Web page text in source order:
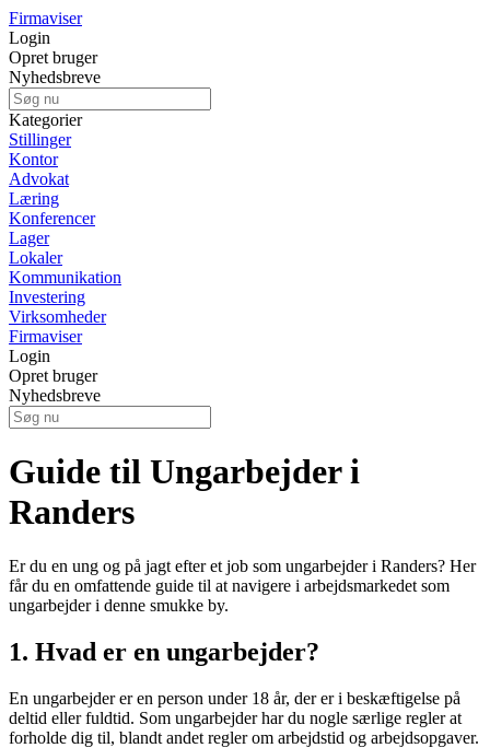
Firmaviser
Login
Opret bruger
Nyhedsbreve
Kategorier
Stillinger
Kontor
Advokat
Læring
Konferencer
Lager
Lokaler
Kommunikation
Investering
Virksomheder
Firmaviser
Login
Opret bruger
Nyhedsbreve
Guide til Ungarbejder i
Randers
Er du en ung og på jagt efter et job som ungarbejder i Randers? Her
får du en omfattende guide til at navigere i arbejdsmarkedet som
ungarbejder i denne smukke by.
1. Hvad er en ungarbejder?
En ungarbejder er en person under 18 år, der er i beskæftigelse på
deltid eller fuldtid. Som ungarbejder har du nogle særlige regler at
forholde dig til, blandt andet regler om arbejdstid og arbejdsopgaver.